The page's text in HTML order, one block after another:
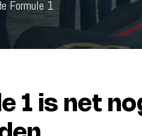
Formule 1
1 is net